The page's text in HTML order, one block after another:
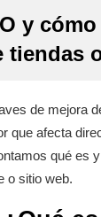
y
tiendas
de mejora
que afecta
qué es
o sitio web.